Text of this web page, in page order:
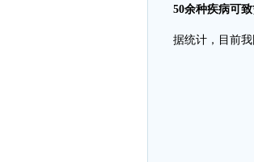
50余种疾病可致
据统计，目前我